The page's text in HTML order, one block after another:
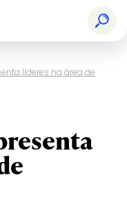
líderes na área de